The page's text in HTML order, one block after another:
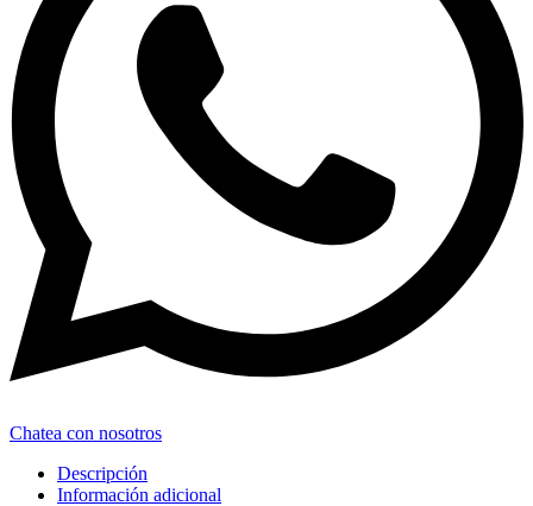
Chatea con nosotros
Descripción
Información adicional